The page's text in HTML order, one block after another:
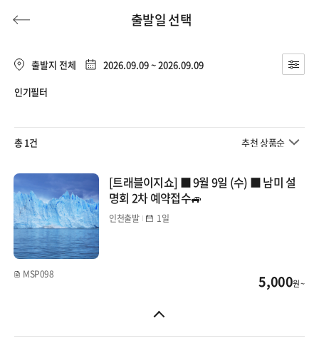
출발일 선택
출발지 전체 2026.09.09 ~ 2026.09.09
인기필터
총 1건 추천 상품순
[트래블이지쇼] ■ 9월 9일 (수) ■ 남미 설
명회 2차 예약접수🚙
인천출발 1일
MSP098 5,000원 ~